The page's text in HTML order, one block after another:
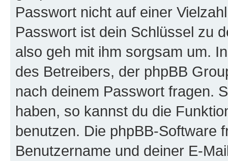
Passwort nicht auf einer
Passwort ist dein Schlüssel zu
also geh mit ihm sorgsam um.
des Betreibers, der phpBB
nach deinem Passwort fragen.
haben, so kannst du die
benutzen. Die phpBB-Software
Benutzername und deiner E-